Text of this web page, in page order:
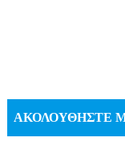
ΑΚΟΛΟΥΘΗΣΤΕ